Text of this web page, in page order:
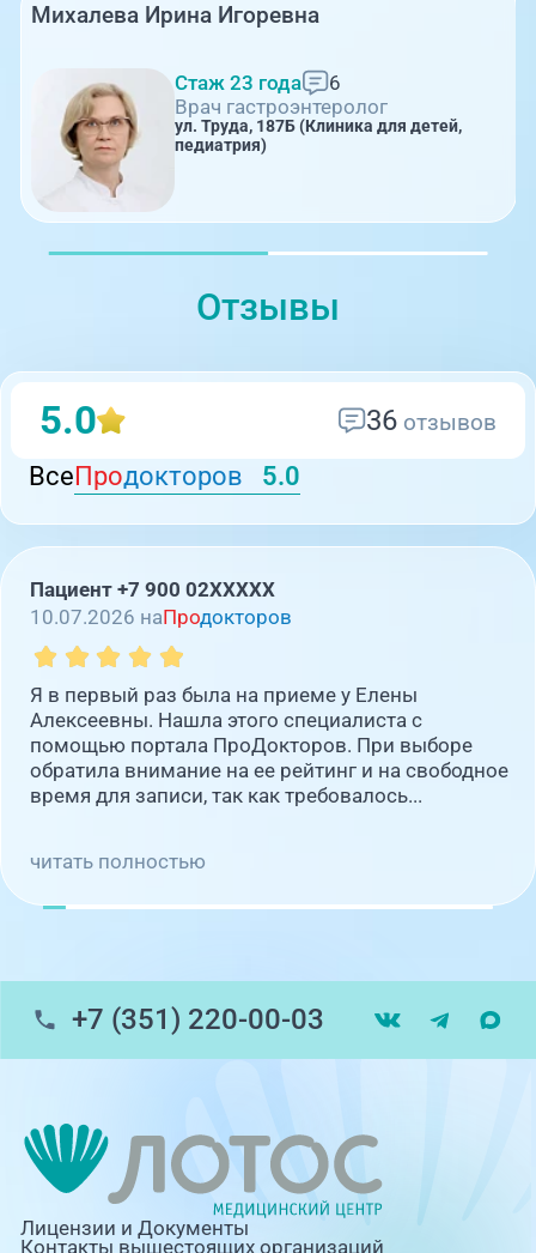
Михалева Ирина Игоревна
Стаж 23 года
6
Врач гастроэнтеролог
ул. Труда, 187Б (Клиника для детей,
педиатрия)
Отзывы
5.0 36отзывов
Все Продокторов 5.0
Пациент +7 900 02XXXXX
10.07.2026 наПродокторов
Я в первый раз была на приеме у Елены
Алексеевны. Нашла этого специалиста с
помощью портала ПроДокторов. При выборе
обратила внимание на ее рейтинг и на свободное
время для записи, так как требовалось...
читать полностью
+7 (351) 220-00-03
Лицензии и Документы
Контакты вышестоящих организаций